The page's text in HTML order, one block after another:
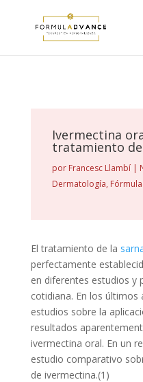
Ivermectina
tratamiento
por Francesc Llambí|
Dermatología,
El tratamiento de la
perfectamente
en diferentes estudios y
cotidiana. En los
estudios sobre la
resultados
ivermectina oral. En un
estudio comparativo
de ivermectina.(1)